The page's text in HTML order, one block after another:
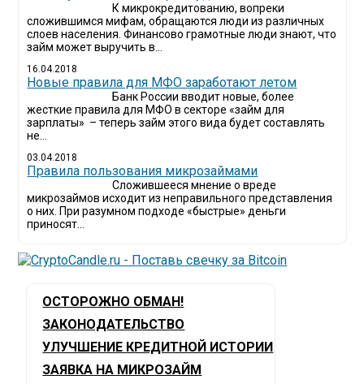
К микрокредитованию, вопреки
сложившимся мифам, обращаются люди из различных
слоев населения. Финансово грамотные люди знают, что
займ может выручить в...
16.04.2018
Новые правила для МФО заработают летом
Банк России вводит новые, более
жесткие правила для МФО в секторе «займ для
зарплаты» – теперь займ этого вида будет составлять
не...
03.04.2018
​Правила пользования микрозаймами
Сложившееся мнение о вреде
микрозаймов исходит из неправильного представления
о них. При разумном подходе «быстрые» деньги
приносят...
ОСТОРОЖНО ОБМАН!
ЗАКОНОДАТЕЛЬСТВО
УЛУЧШЕНИЕ КРЕДИТНОЙ ИСТОРИИ
ЗАЯВКА НА МИКРОЗАЙМ